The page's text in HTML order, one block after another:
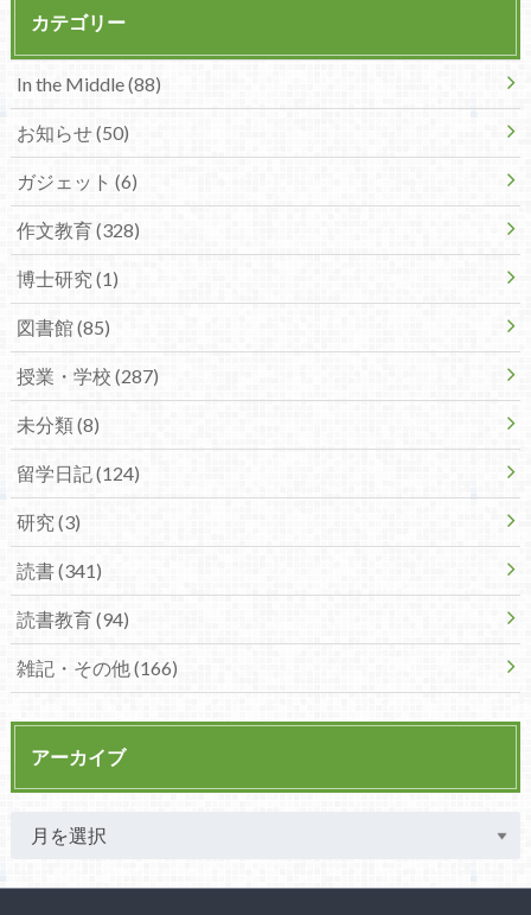
カテゴリー
In the Middle (88)
お知らせ (50)
ガジェット (6)
作文教育 (328)
博士研究 (1)
図書館 (85)
授業・学校 (287)
未分類 (8)
留学日記 (124)
研究 (3)
読書 (341)
読書教育 (94)
雑記・その他 (166)
アーカイブ